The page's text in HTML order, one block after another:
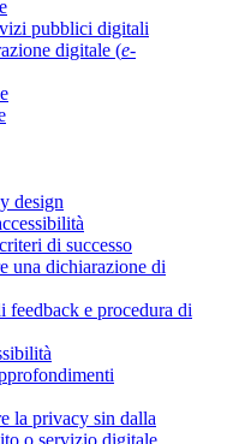
pubblici digitali
digitale (e-
design
di successo
una dichiarazione di
feedback e procedura di
la privacy sin dalla
o servizio digitale